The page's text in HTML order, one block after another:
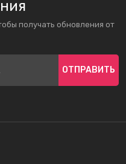
получать обновления от
ОТПРАВИТЬ